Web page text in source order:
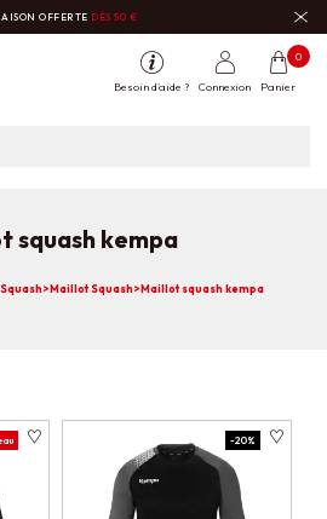
OFFERTE DÈS 50 €
Besoin d'aide ? Connexion Panier
0
squash kempa
>Maillot Squash>Maillot squash kempa
-20%